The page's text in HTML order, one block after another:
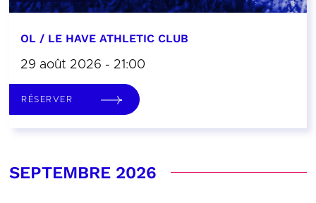
OL / LE HAVE ATHLETIC CLUB
29 août 2026 - 21:00
RÉSERVER
SEPTEMBRE 2026